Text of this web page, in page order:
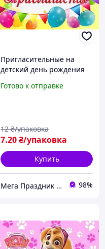
Пригласительные на
детский день рождения
Готово к отправке
7.20₴/упаковка
12 ₴/упаковка
Купить
Мега Праздник – магазин аксессуаров для праздника и все для оформления воздушными шарами ОПТ. 98%